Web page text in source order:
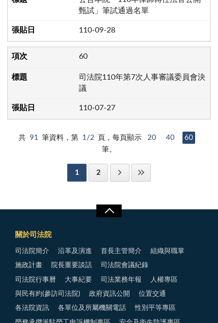
甄試」筆試通過名單
110-09-28
60
司法院110年第7次人事審議委員會決
議
110-07-27
共 91 筆資料，第 1/2 頁，每頁顯示 20 40
60
筆。
1 2
關於司法院
司法院簡介 沿革及演進 首長主管簡介 組織與職掌
施政計畫 院長重要談話 司法院會議紀錄
司法院行事曆 大事紀要 司法業務年報 人權專區
與民有約(參訪司法院) 政府資訊公開 位置交通
各法院資訊 各單位及所屬機關電話 性別平等專區